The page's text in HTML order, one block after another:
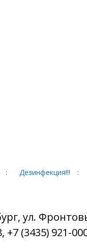
Дезинфекция!!!
ул.
+7 (3435) 921-